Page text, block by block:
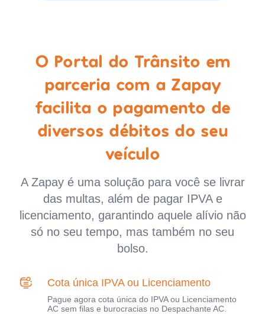
O Portal do Trânsito em
parceria com a Zapay
facilita o pagamento de
diversos débitos do seu
veículo
A Zapay é uma solução para você se livrar
das multas, além de pagar IPVA e
licenciamento, garantindo aquele alívio não
só no seu tempo, mas também no seu
bolso.
Cota única IPVA ou Licenciamento
Pague agora cota única do IPVA ou Licenciamento
AC sem filas e burocracias no Despachante AC.